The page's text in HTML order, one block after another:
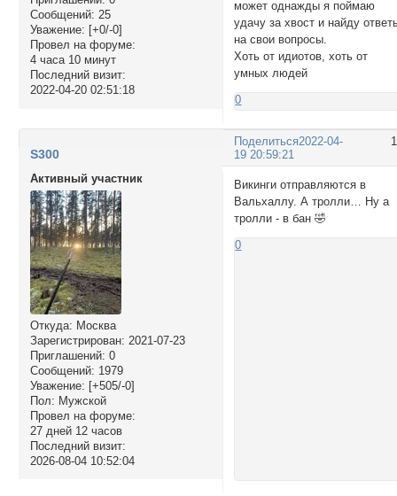
Сообщений: 25
Уважение: [+0/-0]
Провел на форуме:
4 часа 10 минут
Последний визит:
2022-04-20 02:51:18
может однажды я поймаю
удачу за хвост и найду
на свои вопросы.
Хоть от идиотов, хоть от
умных людей
0
Поделиться2022-04-
19 20:59:21
S300
Активный участник
Откуда: Москва
Зарегистрирован: 2021-07-23
Приглашений: 0
Сообщений: 1979
Уважение: [+505/-0]
Пол: Мужской
Провел на форуме:
27 дней 12 часов
Последний визит:
2026-08-04 10:52:04
Викинги отправляются в
Вальхаллу. А тролли… Ну а
тролли - в бан 🤣
0